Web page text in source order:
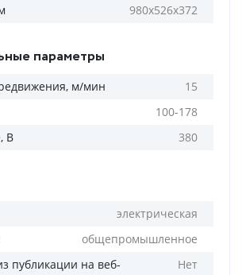
980х526х372
параметры
м/мин
15
100-178
В
380
электрическая
общепромышленное
публикации на веб-
Нет